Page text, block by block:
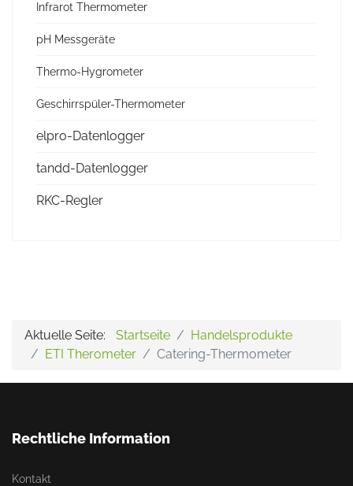
Infrarot Thermometer
pH Messgeräte
Thermo-Hygrometer
Geschirrspüler-Thermometer
elpro-Datenlogger
tandd-Datenlogger
RKC-Regler
Aktuelle Seite: Startseite
Handelsprodukte
ETI Therometer
Catering-Thermometer
Rechtliche Information
Kontakt